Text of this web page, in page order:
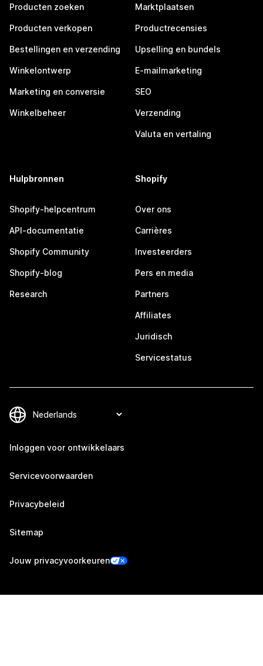
Producten zoeken
Producten verkopen
Bestellingen en verzending
Winkelontwerp
Marketing en conversie
Winkelbeheer
Marktplaatsen
Productrecensies
Upselling en bundels
E-mailmarketing
SEO
Verzending
Valuta en vertaling
Hulpbronnen
Shopify-helpcentrum
API-documentatie
Shopify Community
Shopify-blog
Research
Shopify
Over ons
Carrières
Investeerders
Pers en media
Partners
Affiliates
Juridisch
Servicestatus
Inloggen voor ontwikkelaars
Servicevoorwaarden
Privacybeleid
Sitemap
Jouw privacyvoorkeuren